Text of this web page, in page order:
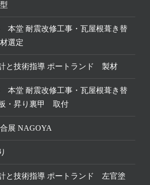
本堂 耐震改修工事・瓦屋根葺き替
選定
と技術指導 ポートランド 製材
本堂 耐震改修工事・瓦屋根葺き替
・昇り裏甲 取付
展 NAGOYA
と技術指導 ポートランド 左官塗